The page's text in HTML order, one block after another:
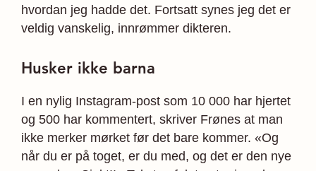
hvordan jeg hadde det. Fortsatt synes jeg det er
veldig vanskelig, innrømmer dikteren.
Husker ikke barna
I en nylig Instagram-post som 10 000 har hjertet
og 500 har kommentert, skriver Frønes at man
ikke merker mørket før det bare kommer. «Og
når du er på toget, er du med, og det er den nye